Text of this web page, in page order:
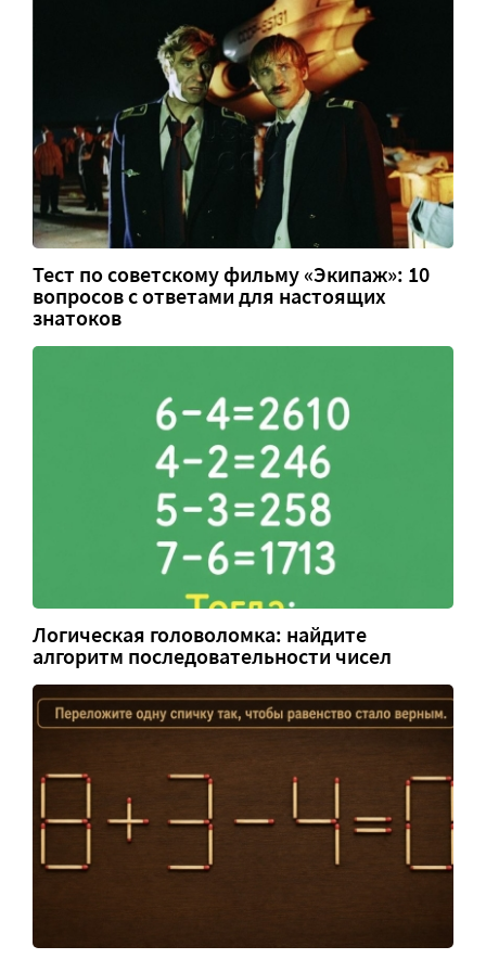
Тест по советскому фильму «Экипаж»: 10
вопросов с ответами для настоящих
знатоков
Логическая головоломка: найдите
алгоритм последовательности чисел